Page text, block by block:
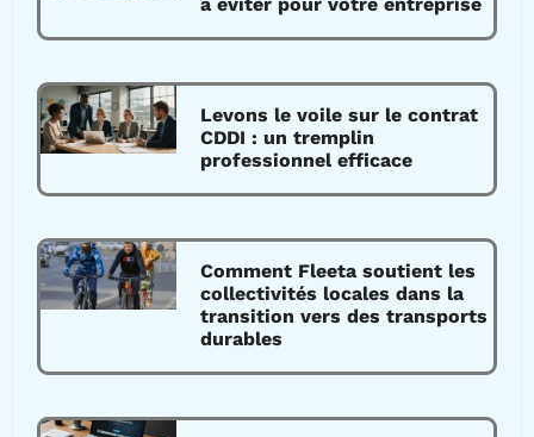
à éviter pour votre entreprise
Levons le voile sur le contrat
CDDI : un tremplin
professionnel efficace
Comment Fleeta soutient les
collectivités locales dans la
transition vers des transports
durables